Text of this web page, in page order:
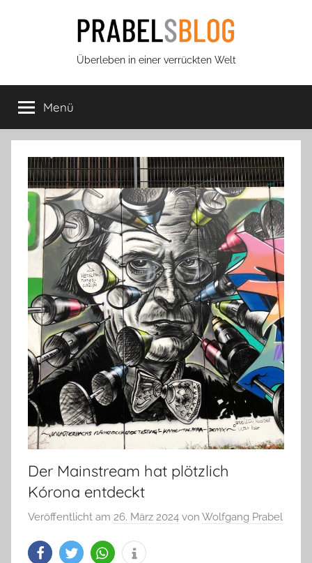
Prabels
Blog
Überleben in einer verrückten Welt
Menü
Der Mainstream hat plötzlich
Kórona entdeckt
Veröffentlicht am 26. März 2024 von Wolfgang Prabel